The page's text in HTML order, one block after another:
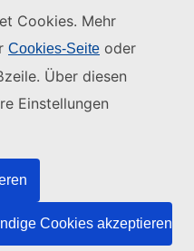
Cookies. Mehr
Cookies-Seite oder
Über diesen
Einstellungen
Cookies akzeptieren